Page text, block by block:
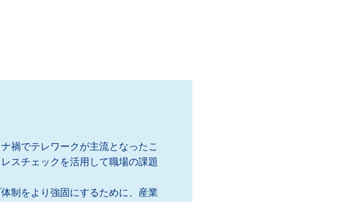
禍でテレワークが主流となったこ
スチェックを活用して職場の課題
制をより強固にするために、産業